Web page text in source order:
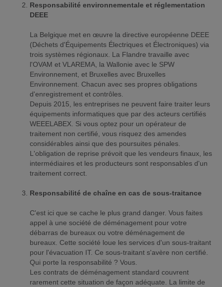
Responsabilité environnementale et réglementation
DEEE
La Belgique met en œuvre la directive européenne DEEE
(Déchets d'Équipements Électriques et Électroniques) via
trois systèmes régionaux. La Flandre travaille avec
l'OVAM et VLAREMA, la Wallonie avec le SPW
Environnement, et Bruxelles avec Bruxelles
Environnement. Chacun avec ses propres obligations
d'enregistrement et contrôles.
Depuis 2015, les entreprises ne peuvent faire traiter leurs
équipements informatiques que par des acteurs certifiés
WEEELABEX. Si vous optez pour un opérateur de
traitement non certifié, vous risquez des amendes
considérables ainsi que des poursuites pénales.
L'obligation de reprise prévoit que les vendeurs finaux, les
intermédiaires et les producteurs sont responsables d'un
traitement correct.
Responsabilité de chaîne en cas de sous-traitance
C'est ici que se cache le plus grand danger. Vous faites
appel à une société de déménagement pour votre
débarras de bureaux ou votre déménagement de
bureaux. Cette société loue les services d'un sous-traitant
pour l'évacuation IT. Ce sous-traitant s'avère non certifié.
Qui porte la responsabilité ? Vous.
Les contrats de déménagement standard couvrent
rarement cette situation de façon adéquate. La limite de